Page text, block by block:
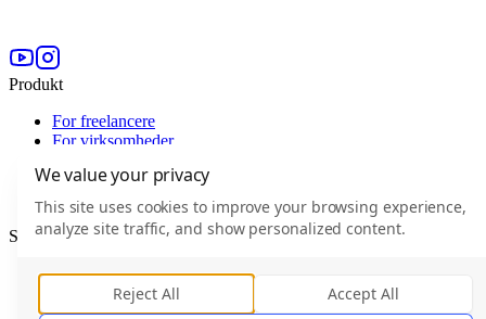
Produkt
For freelancere
For virksomheder
Priser
For Enterprise
Selskab
Hvem er Efektive
0)
Blog
We value your privacy
This site uses cookies to improve your browsing experience,
analyze site traffic, and show personalized content.
Reject All Accept All